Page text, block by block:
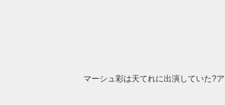
マーシュ彩は天てれに出演していた?